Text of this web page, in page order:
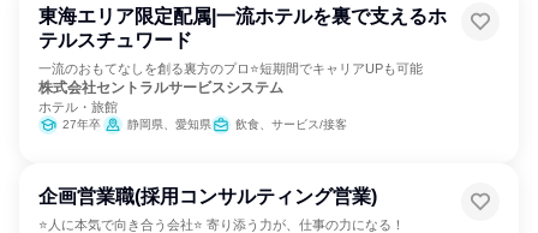
東海エリア限定配属|一流ホテルを裏で支えるホ
テルスチュワード
一流のおもてなしを創る裏方のプロ⭐短期間でキャリアUPも可能
株式会社セントラルサービスシステム
ホテル・旅館
27年卒 静岡県、愛知県 飲食、サービス/接客
企画営業職(採用コンサルティング営業)
⭐人に本気で向き合う会社⭐ 寄り添う力が、仕事の力になる！